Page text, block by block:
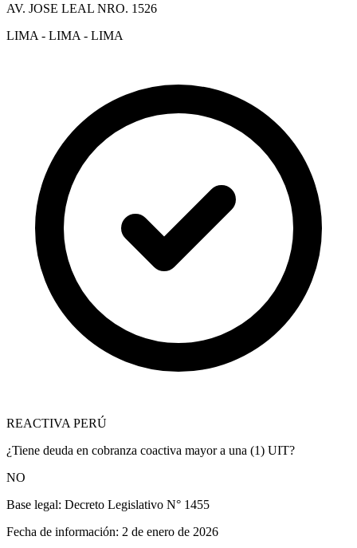
AV. JOSE LEAL NRO. 1526
LIMA - LIMA - LIMA
REACTIVA PERÚ
¿Tiene deuda en cobranza coactiva mayor a una (1) UIT?
NO
Base legal: Decreto Legislativo N° 1455
Fecha de información: 2 de enero de 2026